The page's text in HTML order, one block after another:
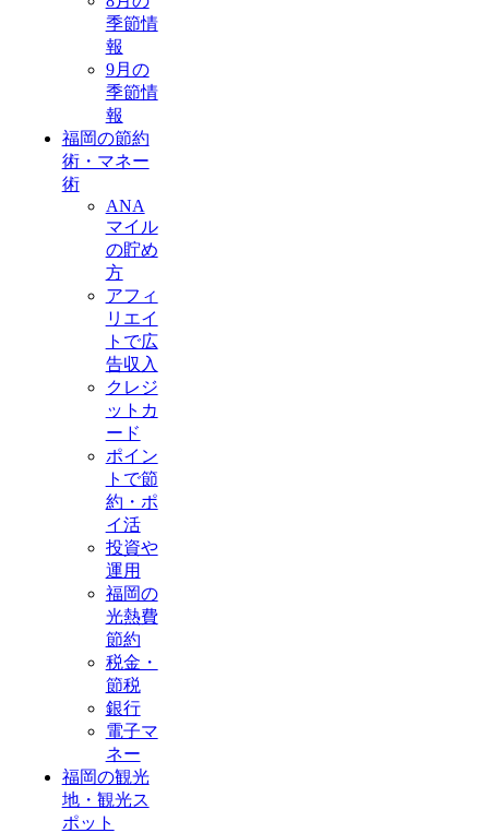
季節情
報
9月の
季節情
報
福岡の節約
術・マネー
術
ANA
マイル
の貯め
方
アフィ
リエイ
トで広
告収入
クレジ
ットカ
ード
ポイン
トで節
約・ポ
イ活
投資や
運用
福岡の
光熱費
節約
税金・
節税
銀行
電子マ
ネー
福岡の観光
地・観光ス
ポット